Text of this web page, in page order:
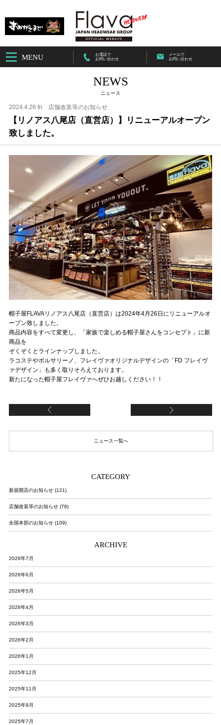
MENU
お電話で
お問い合わせ
メールで
お問い合わせ
NEWS
ニュース
2024.4.26 fri 店舗改装等のお知らせ
【リノアス八尾店（直営店）】リニューアルオープン
致しました。
帽子屋FLAVAリノアス八尾店（直営店）は2024年4月26日にリニューアルオ
ープン致しました。
商品内容をすべて変更し、「家族で楽しめる帽子屋さんをコンセプト」に新
商品を
ぞくぞくとラインナップしました。
ラコステやボルサリーノ、フレイヴァオリジナルデザインの「FD フレイヴ
ァデザイン」も多く取りそろえております。
新たになった帽子屋フレイヴァへぜひお越しください！！
【サンエー浦添西海岸パルコシティ店（直営店
ニュース一覧へ
CATEGORY
新規開店のお知らせ (121)
店舗改装等のお知らせ (78)
全国本部のお知らせ (109)
ARCHIVE
2026年7月
2026年6月
2026年5月
2026年4月
2026年3月
2026年2月
2026年1月
2025年12月
2025年11月
2025年9月
2025年7月